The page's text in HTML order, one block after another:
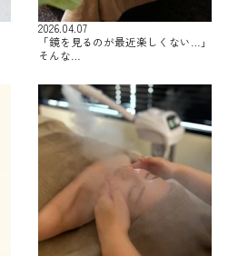
2026.04.07
「鏡を見るのが最近楽しくない…」
そんな…